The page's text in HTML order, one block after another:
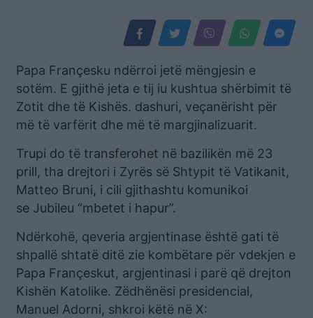
Papa Françesku ndërroi jetë mëngjesin e
sotëm. E gjithë jeta e tij iu kushtua shërbimit të
Zotit dhe të Kishës. dashuri, veçanërisht për
më të varfërit dhe më të margjinalizuarit.
Trupi do të transferohet në bazilikën më 23
prill, tha drejtori i Zyrës së Shtypit të Vatikanit,
Matteo Bruni, i cili gjithashtu komunikoi
se Jubileu “mbetet i hapur”.
Ndërkohë, qeveria argjentinase është gati të
shpallë shtatë ditë zie kombëtare për vdekjen e
Papa Françeskut, argjentinasi i parë që drejton
Kishën Katolike. Zëdhënësi presidencial,
Manuel Adorni, shkroi këtë në X: